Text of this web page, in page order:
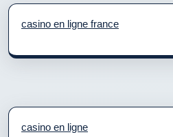
casino en ligne france
casino en ligne